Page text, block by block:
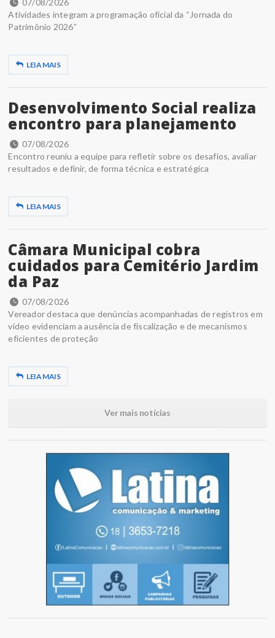
Atividades integram a programação oficial da “Jornada do
Patrimônio 2026”
LEIA MAIS
Desenvolvimento Social realiza
encontro para planejamento
07/08/2026
Encontro reuniu a equipe para refletir sobre os desafios, avaliar
resultados e definir, de forma técnica e estratégica
LEIA MAIS
Câmara Municipal cobra
cuidados para Cemitério Jardim
da Paz
07/08/2026
Vereador destaca que denúncias acompanhadas de registros em
vídeo evidenciam a ausência de fiscalização e de mecanismos
eficientes de proteção
LEIA MAIS
Ver mais notícias